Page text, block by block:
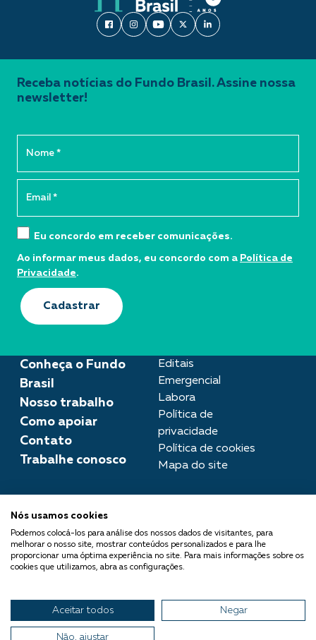
Conheça o Fundo
Brasil
Nosso trabalho
Como apoiar
Contato
Trabalhe conosco
Editais
Emergencial
Labora
Política de
privacidade
Política de cookies
Mapa do site
imprensa@fundobrasil.org.br
O Fundo Brasil integra a Rede
Comuá - Filantropia que
Receba notícias do Fundo Brasil. Assine nossa
newsletter!
Eu concordo em receber comunicações.
Ao informar meus dados, eu concordo com a Política de
Privacidade.
Cadastrar
© 2026 Fundo Brasil.
Todos os direitos reservados
Nós usamos cookies
Podemos colocá-los para análise dos nossos dados de visitantes, para
melhorar o nosso site, mostrar conteúdos personalizados e para lhe
proporcionar uma óptima experiência no site. Para mais informações sobre os
cookies que utilizamos, abra as configurações.
Aceitar todos Negar
Não, ajustar